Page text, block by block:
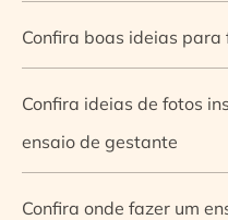
Confira boas ideias
Confira ideias de fotos
ensaio de gestante
Confira onde fazer um